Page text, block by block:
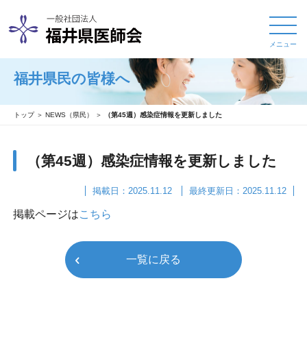
メニュー
福井県民の皆様へ
トップ＞ NEWS（県民） ＞ （第45週）感染症情報を更新しました
（第45週）感染症情報を更新しました
掲載日：2025.11.12 最終更新日：2025.11.12
掲載ページはこちら
一覧に戻る